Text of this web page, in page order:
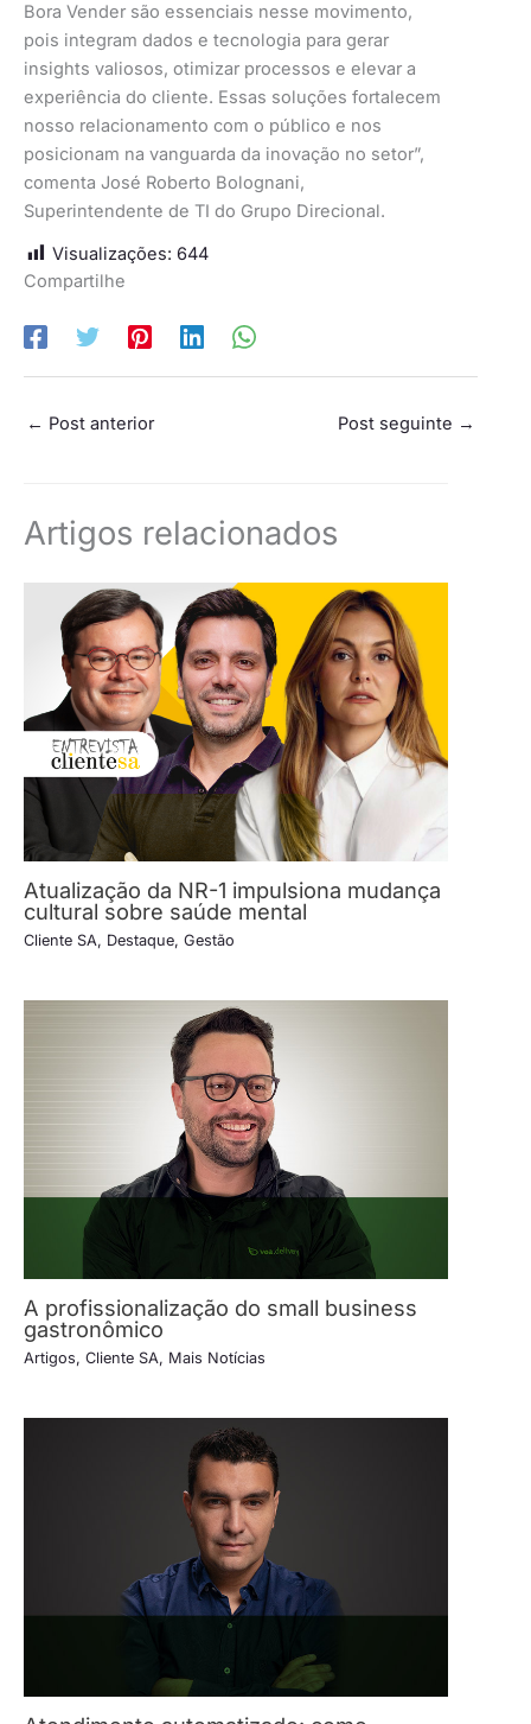
Bora Vender são essenciais nesse movimento,
pois integram dados e tecnologia para gerar
insights valiosos, otimizar processos e elevar a
experiência do cliente. Essas soluções fortalecem
nosso relacionamento com o público e nos
posicionam na vanguarda da inovação no setor”,
comenta José Roberto Bolognani,
Superintendente de TI do Grupo Direcional.
Visualizações: 644
Compartilhe
← Post anterior Post seguinte →
Artigos relacionados
Atualização da NR-1 impulsiona mudança
cultural sobre saúde mental
Cliente SA, Destaque, Gestão
A profissionalização do small business
gastronômico
Artigos, Cliente SA, Mais Notícias